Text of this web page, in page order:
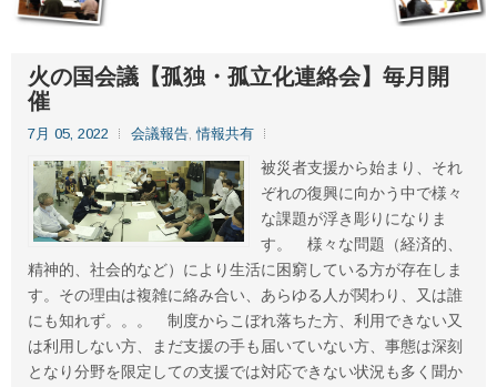
火の国会議【孤独・孤立化連絡会】毎月開
催
7月 05, 2022 会議報告,情報共有
被災者支援から始まり、それ
ぞれの復興に向かう中で様々
な課題が浮き彫りになりま
す。 様々な問題（経済的、
精神的、社会的など）により生活に困窮している方が存在しま
す。その理由は複雑に絡み合い、あらゆる人が関わり、又は誰
にも知れず。。。 制度からこぼれ落ちた方、利用できない又
は利用しない方、まだ支援の手も届いていない方、事態は深刻
となり分野を限定しての支援では対応できない状況も多く聞か